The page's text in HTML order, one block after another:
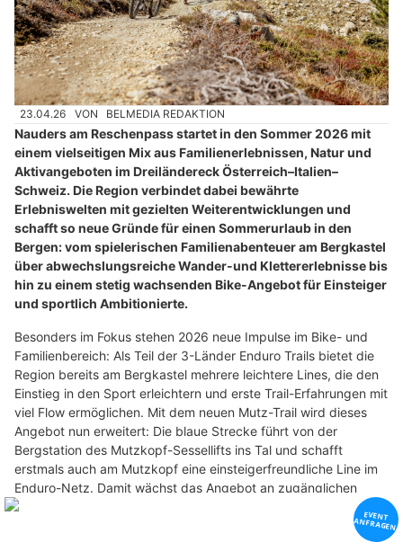
23.04.26 VON BELMEDIA REDAKTION
Nauders am Reschenpass startet in den Sommer 2026 mit
einem vielseitigen Mix aus Familienerlebnissen, Natur und
Aktivangeboten im Dreiländereck Österreich–Italien–
Schweiz. Die Region verbindet dabei bewährte
Erlebniswelten mit gezielten Weiterentwicklungen und
schafft so neue Gründe für einen Sommerurlaub in den
Bergen: vom spielerischen Familienabenteuer am Bergkastel
über abwechslungsreiche Wander-und Klettererlebnisse bis
hin zu einem stetig wachsenden Bike-Angebot für Einsteiger
und sportlich Ambitionierte.
Besonders im Fokus stehen 2026 neue Impulse im Bike- und
Familienbereich: Als Teil der 3-Länder Enduro Trails bietet die
Region bereits am Bergkastel mehrere leichtere Lines, die den
Einstieg in den Sport erleichtern und erste Trail-Erfahrungen mit
viel Flow ermöglichen. Mit dem neuen Mutz-Trail wird dieses
Angebot nun erweitert: Die blaue Strecke führt von der
Bergstation des Mutzkopf-Sessellifts ins Tal und schafft
erstmals auch am Mutzkopf eine einsteigerfreundliche Line im
Enduro-Netz. Damit wächst das Angebot an zugänglichen
Trails weiter und eröffnet zusätzliche Möglichkeiten für alle, die